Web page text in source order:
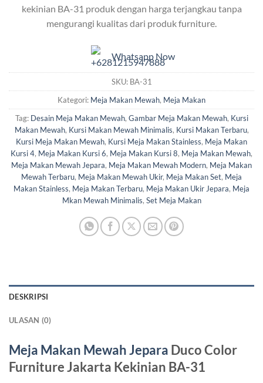
kekinian BA-31 produk dengan harga terjangkau tanpa
mengurangi kualitas dari produk furniture.
Whatsapp Now
SKU: BA-31
Kategori: Meja Makan Mewah, Meja Makan
Tag: Desain Meja Makan Mewah, Gambar Meja Makan Mewah, Kursi
Makan Mewah, Kursi Makan Mewah Minimalis, Kursi Makan Terbaru,
Kursi Meja Makan Mewah, Kursi Meja Makan Stainless, Meja Makan
Kursi 4, Meja Makan Kursi 6, Meja Makan Kursi 8, Meja Makan Mewah,
Meja Makan Mewah Jepara, Meja Makan Mewah Modern, Meja Makan
Mewah Terbaru, Meja Makan Mewah Ukir, Meja Makan Set, Meja
Makan Stainless, Meja Makan Terbaru, Meja Makan Ukir Jepara, Meja
Mkan Mewah Minimalis, Set Meja Makan
DESKRIPSI
ULASAN (0)
Meja Makan Mewah Jepara Duco Color
Furniture Jakarta Kekinian BA-31